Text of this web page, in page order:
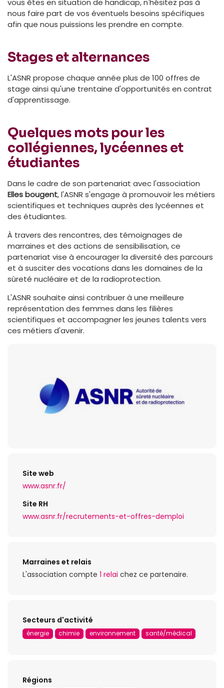
nous faire part de vos éventuels besoins spécifiques
afin que nous puissions les prendre en compte.
Stages et alternances
L'ASNR propose chaque année plus de 100 offres de
stage ainsi qu'une trentaine d'opportunités en contrat
d'apprentissage.
Quelques mots pour les
collégiennes, lycéennes et
étudiantes
Dans le cadre de son partenariat avec l'association
Elles bougent, l'ASNR s'engage à promouvoir les métiers
scientifiques et techniques auprès des lycéennes et
des étudiantes.
À travers des rencontres, des témoignages de
marraines et des actions de sensibilisation, ce
partenariat vise à encourager la diversité des parcours
et à susciter des vocations dans les domaines de la
sûreté nucléaire et de la radioprotection.
L'ASNR souhaite ainsi contribuer à une meilleure
représentation des femmes dans les filières
scientifiques et accompagner les jeunes talents vers
ces métiers d'avenir.
Site web
www.asnr.fr/
Site RH
www.asnr.fr/recrutements-et-offres-demploi
Marraines et relais
L'association compte 1 relai chez ce partenaire.
Secteurs d'activité
énergie chimie environnement santé/médical
Régions